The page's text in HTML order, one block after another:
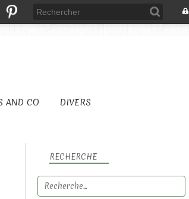
AND CO DIVERS
RECHERCHE